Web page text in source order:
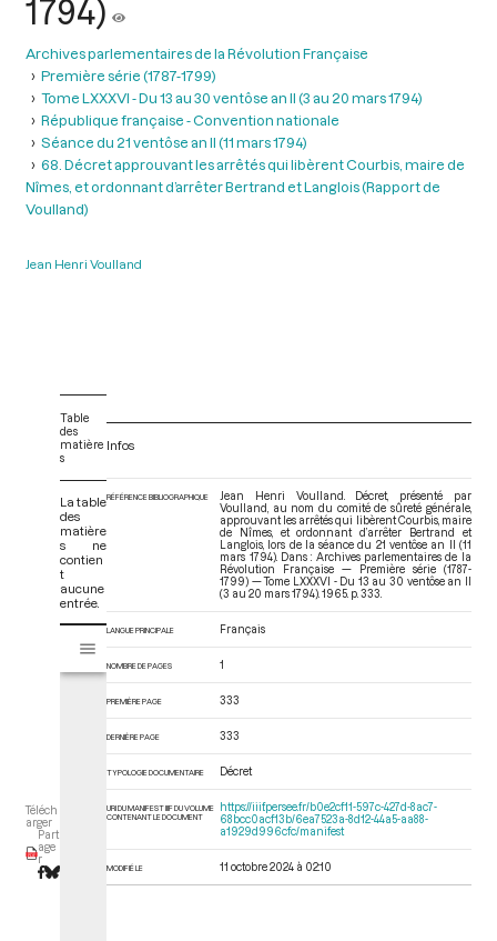
1794)
Archives parlementaires de la Révolution Française
Première série (1787-1799)
Tome LXXXVI - Du 13 au 30 ventôse an II (3 au 20 mars 1794)
République française - Convention nationale
Séance du 21 ventôse an II (11 mars 1794)
68. Décret approuvant les arrêtés qui libèrent Courbis, maire de
Nîmes, et ordonnant d’arrêter Bertrand et Langlois (Rapport de
Voulland)
Jean Henri Voulland
Téléch
arger
Part
age
r
Table
des
matière
s
La table
des
matière
s ne
contien
t
aucune
entrée.
s
M
Tome LXXXVI - Du 13 au 30 ventôse an II (3 au 20 mars 1794)
Infos
RÉFÉRENCE BIBLIOGRAPHIQUE
Jean Henri Voulland. Décret, présenté par
Voulland, au nom du comité de sûreté générale,
approuvant les arrêtés qui libèrent Courbis, maire
de Nîmes, et ordonnant d’arrêter Bertrand et
Langlois, lors de la séance du 21 ventôse an II (11
mars 1794). Dans : Archives parlementaires de la
Révolution Française — Première série (1787-
1799) — Tome LXXXVI - Du 13 au 30 ventôse an II
(3 au 20 mars 1794) . 1965. p. 333.
LANGUE PRINCIPALE Français
NOMBRE DE PAGES 1
PREMIÈRE PAGE 333
DERNIÈRE PAGE 333
TYPOLOGIE DOCUMENTAIRE Décret
URI DU MANIFEST IIIF DU VOLUME
CONTENANT LE DOCUMENT
https://iiif.persee.fr/b0e2cf11-597c-427d-8ac7-
68bcc0acf13b/6ea7523a-8d12-44a5-aa88-
a1929d996cfc/manifest
MODIFIÉ LE 11 octobre 2024 à 02:10